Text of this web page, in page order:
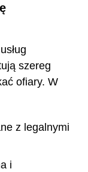
szereg
ofiary. W
z legalnymi
i